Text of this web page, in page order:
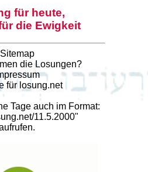
für heute,
die Ewigkeit
Sitemap
die Losungen?
für losung.net
Tage auch im Format:
11.5.2000"